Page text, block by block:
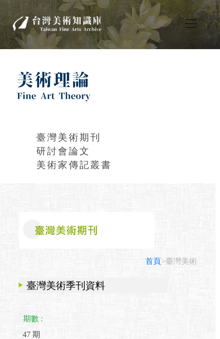
臺灣美術期刊
研討會論文
美術家傳記叢書
首頁>臺灣美術
臺灣美術季刊資料
期數 :
47 期